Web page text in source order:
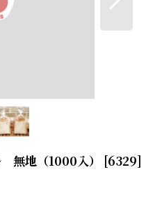
無地（1000入） [6329]